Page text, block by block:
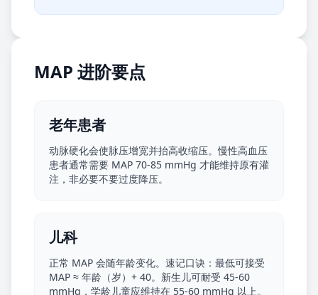
MAP 进阶要点
老年患者
动脉硬化会使脉压增宽并抬高收缩压。慢性高血压
患者通常需要 MAP 70-85 mmHg 才能维持原有灌
注，非必要不要过度降压。
儿科
正常 MAP 会随年龄变化。速记口诀：最低可接受
MAP ≈ 年龄（岁）+ 40。新生儿可耐受 45-60
mmHg，学龄儿童应维持在 55-60 mmHg 以上。